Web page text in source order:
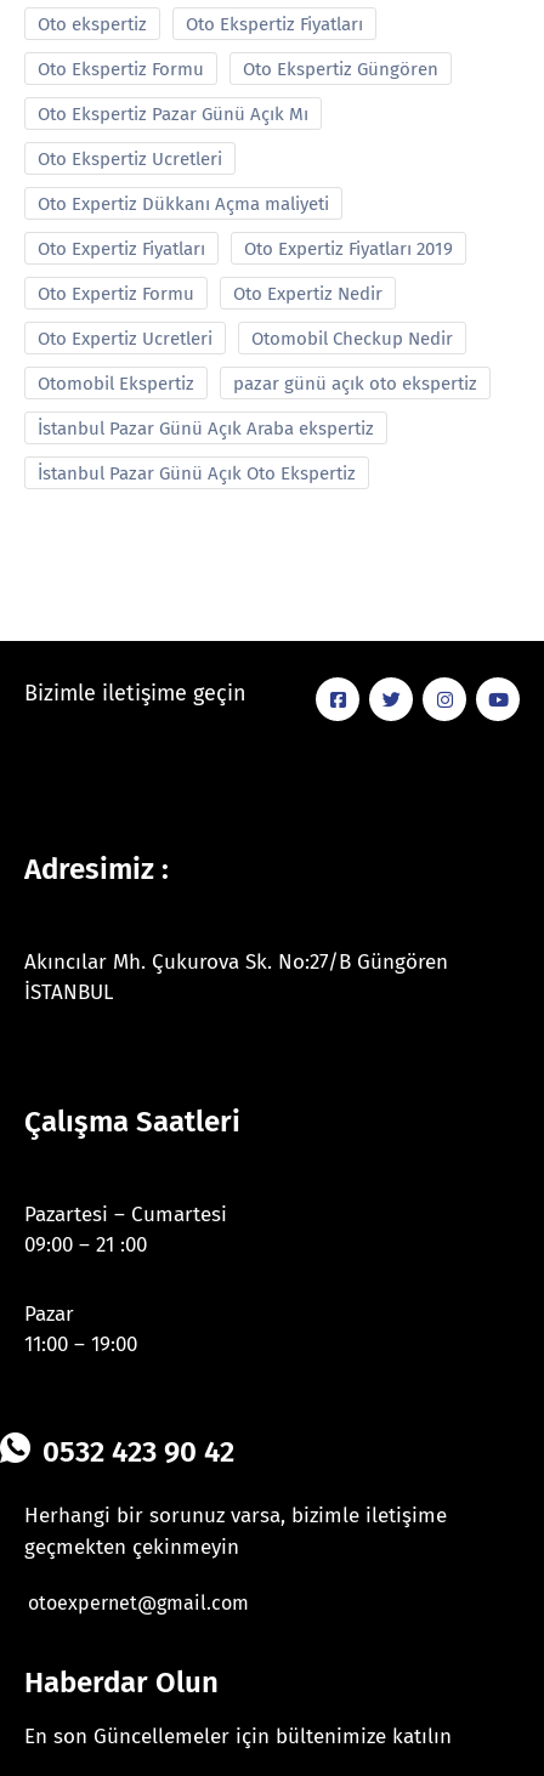
Oto ekspertiz Oto Ekspertiz Fiyatları
Oto Ekspertiz Formu Oto Ekspertiz Güngören
Oto Ekspertiz Pazar Günü Açık Mı
Oto Ekspertiz Ucretleri
Oto Expertiz Dükkanı Açma maliyeti
Oto Expertiz Fiyatları Oto Expertiz Fiyatları 2019
Oto Expertiz Formu Oto Expertiz Nedir
Oto Expertiz Ucretleri Otomobil Checkup Nedir
Otomobil Ekspertiz pazar günü açık oto ekspertiz
İstanbul Pazar Günü Açık Araba ekspertiz
İstanbul Pazar Günü Açık Oto Ekspertiz
Bizimle iletişime geçin
Adresimiz :
Akıncılar Mh. Çukurova Sk. No:27/B Güngören
İSTANBUL
Çalışma Saatleri
Pazartesi – Cumartesi
09:00 – 21 :00
Pazar
11:00 – 19:00
0532 423 90 42
Herhangi bir sorunuz varsa, bizimle iletişime
geçmekten çekinmeyin
otoexpernet@gmail.com
Haberdar Olun
En son Güncellemeler için bültenimize katılın